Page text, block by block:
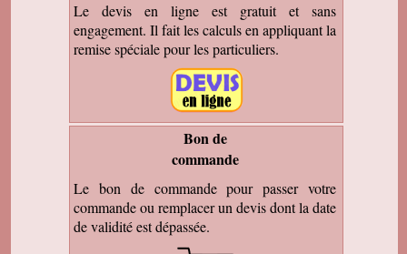
Le devis en ligne est gratuit et sans
engagement. Il fait les calculs en appliquant la
remise spéciale pour les particuliers.
Bon de
commande
Le bon de commande pour passer votre
commande ou remplacer un devis dont la date
de validité est dépassée.